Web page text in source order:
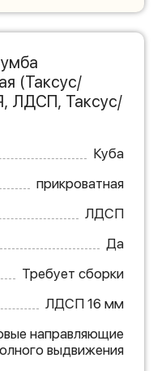
(Таксус/
ЛДСП, Таксус/
Куба
прикроватная
ЛДСП
Да
Требует сборки
ЛДСП 16 мм
направляющие
выдвижения